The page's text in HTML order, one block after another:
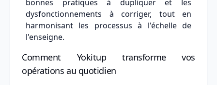
bonnes pratiques à dupliquer et les
dysfonctionnements à corriger, tout en
harmonisant les processus à l'échelle de
l'enseigne.
Comment Yokitup transforme vos
opérations au quotidien